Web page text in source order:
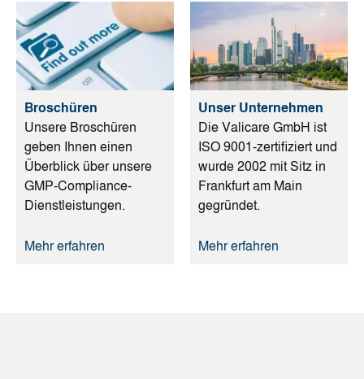
Broschüren
Unsere Broschüren
geben Ihnen einen
Überblick über unsere
GMP-Compliance-
Dienstleistungen.
Mehr erfahren
Unser Unternehmen
Die Valicare GmbH ist
ISO 9001-zertifiziert und
wurde 2002 mit Sitz in
Frankfurt am Main
gegründet.
Mehr erfahren